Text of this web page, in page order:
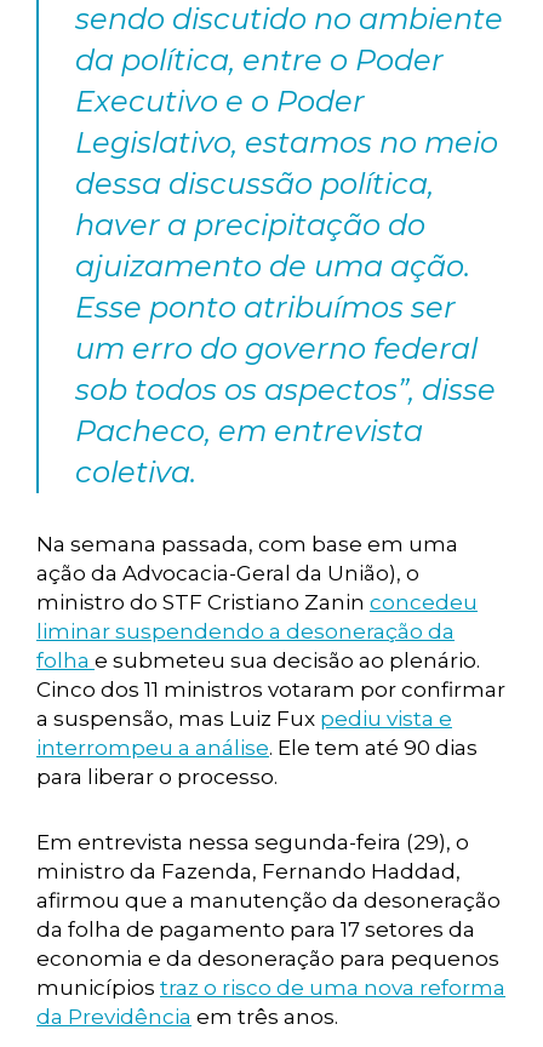
sendo discutido no ambiente
da política, entre o Poder
Executivo e o Poder
Legislativo, estamos no meio
dessa discussão política,
haver a precipitação do
ajuizamento de uma ação.
Esse ponto atribuímos ser
um erro do governo federal
sob todos os aspectos”, disse
Pacheco, em entrevista
coletiva.
Na semana passada, com base em uma
ação da Advocacia-Geral da União), o
ministro do STF Cristiano Zanin concedeu
liminar suspendendo a desoneração da
folha e submeteu sua decisão ao plenário.
Cinco dos 11 ministros votaram por confirmar
a suspensão, mas Luiz Fux pediu vista e
interrompeu a análise. Ele tem até 90 dias
para liberar o processo.
Em entrevista nessa segunda-feira (29), o
ministro da Fazenda, Fernando Haddad,
afirmou que a manutenção da desoneração
da folha de pagamento para 17 setores da
economia e da desoneração para pequenos
municípios traz o risco de uma nova reforma
da Previdência em três anos.